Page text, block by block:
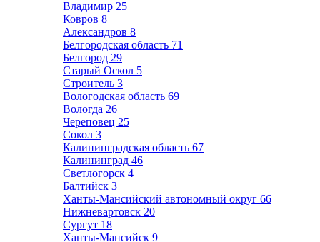
Владимир 25
Ковров 8
Александров 8
Белгородская область 71
Белгород 29
Старый Оскол 5
Строитель 3
Вологодская область 69
Вологда 26
Череповец 25
Сокол 3
Калининградская область 67
Калининград 46
Светлогорск 4
Балтийск 3
Ханты-Мансийский автономный округ 66
Нижневартовск 20
Сургут 18
Ханты-Мансийск 9